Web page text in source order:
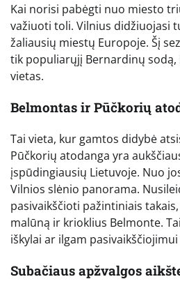
Kai norisi pabėgti nuo miesto
važiuoti toli. Vilnius didžiuojasi
žaliausių miestų Europoje. Šį
tik populiarųjį Bernardinų
vietas.
Belmontas ir Pūčkorių
Tai vieta, kur gamtos didybė
Pūčkorių atodanga yra
įspūdingiausių Lietuvoje. Nuo
Vilnios slėnio panorama.
pasivaikščioti pažintiniais
malūną ir krioklius Belmonte.
iškylai ar ilgam
Subačiaus apžvalgos